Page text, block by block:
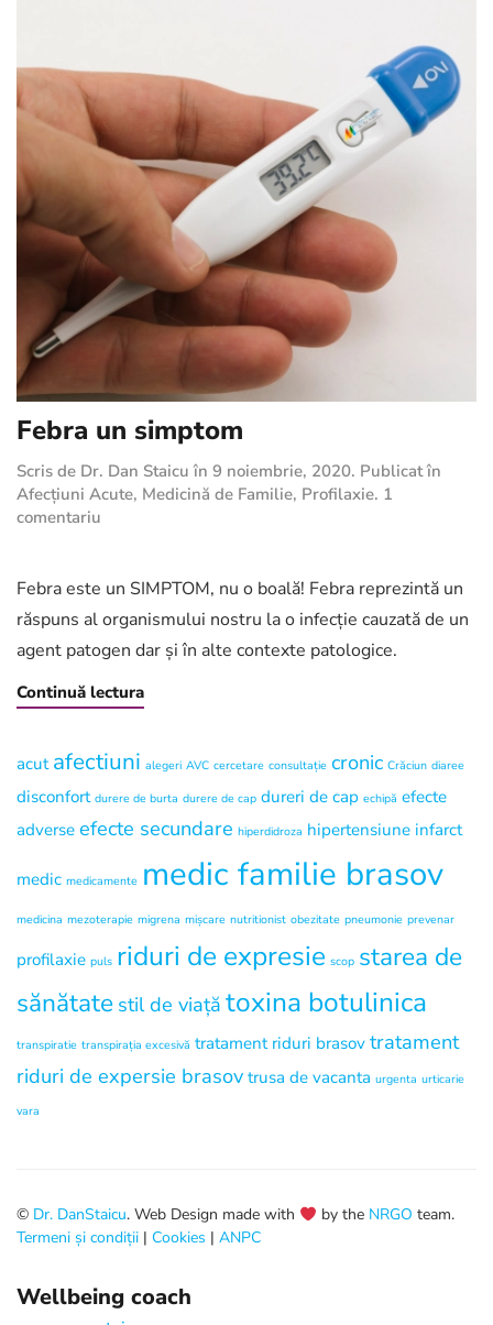
Febra un simptom
Scris de Dr. Dan Staicu în 9 noiembrie, 2020. Publicat în
Afecțiuni Acute, Medicină de Familie, Profilaxie. 1
comentariu
simptom
Febra este un SIMPTOM, nu o boală! Febra reprezintă un
răspuns al organismului nostru la o infecție cauzată de un
agent patogen dar și în alte contexte patologice.
Continuă lectura
acut afectiuni alegeri AVC cercetare consultație cronic Crăciun diaree
disconfort durere de burta durere de cap dureri de cap echipă efecte
adverse efecte secundare hiperdidroza hipertensiune infarct
medic medicamente medic familie brasov
medicina mezoterapie migrena mișcare nutritionist obezitate pneumonie prevenar
profilaxie puls riduri de expresie scop starea de
sănătate stil de viață toxina botulinica
transpiratie transpirația excesivă tratament riduri brasov tratament
riduri de expersie brasov trusa de vacanta urgenta urticarie
vara
© Dr. DanStaicu. Web Design made with by the NRGO team.
Termeni și condiții | Cookies | ANPC
Wellbeing coach